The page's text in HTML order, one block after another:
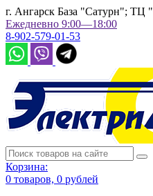
г. Ангарск База "Сатурн"; ТЦ
Ежедневно 9:00—18:00
8-902-579-01-53
Корзина:
0 товаров, 0 рублей